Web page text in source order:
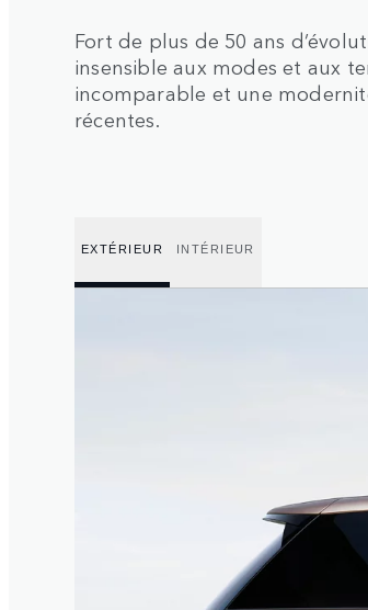
Fort de plus de 50 ans
insensible aux modes et aux
incomparable et une
récentes.
EXTÉRIEUR INTÉRIEUR